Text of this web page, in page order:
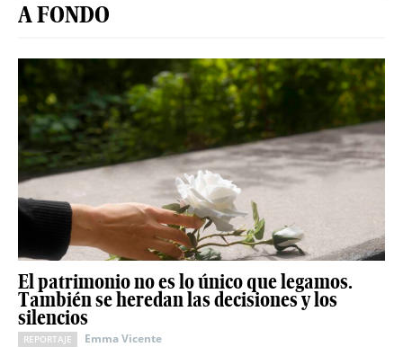
A FONDO
El patrimonio no es lo único que legamos.
También se heredan las decisiones y los
silencios
REPORTAJE Emma Vicente